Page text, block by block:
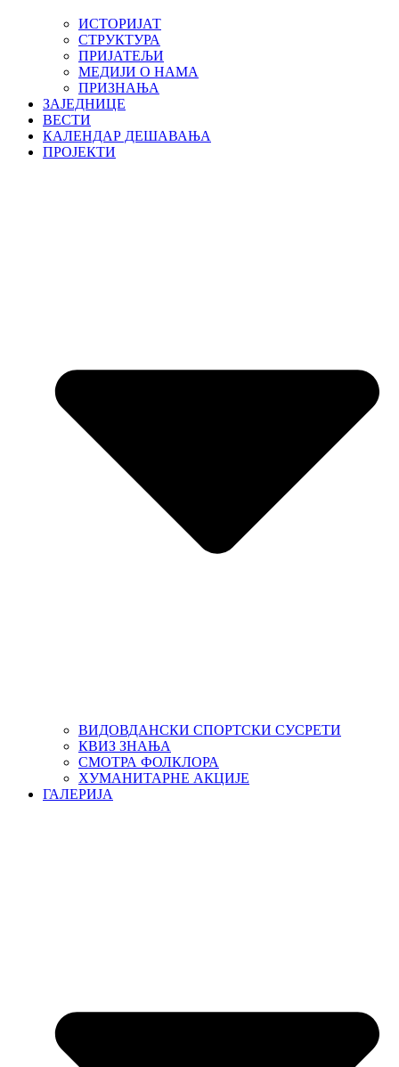
ИСТОРИЈАТ
СТРУКТУРА
ПРИЈАТЕЉИ
МЕДИЈИ О НАМА
ПРИЗНАЊА
ЗАЈЕДНИЦЕ
ВЕСТИ
КАЛЕНДАР ДЕШАВАЊА
ПРОЈЕКТИ
ВИДОВДАНСКИ СПОРТСКИ СУСРЕТИ
КВИЗ ЗНАЊА
СМОТРА ФОЛКЛОРА
ХУМАНИТАРНЕ АКЦИЈЕ
ГАЛЕРИЈА